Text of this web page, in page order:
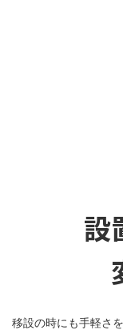
設
移設の時にも手軽さ